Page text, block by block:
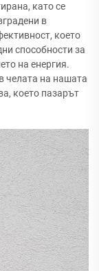
като се
в
което
способности за
на енергия.
челата на нашата
което пазарът